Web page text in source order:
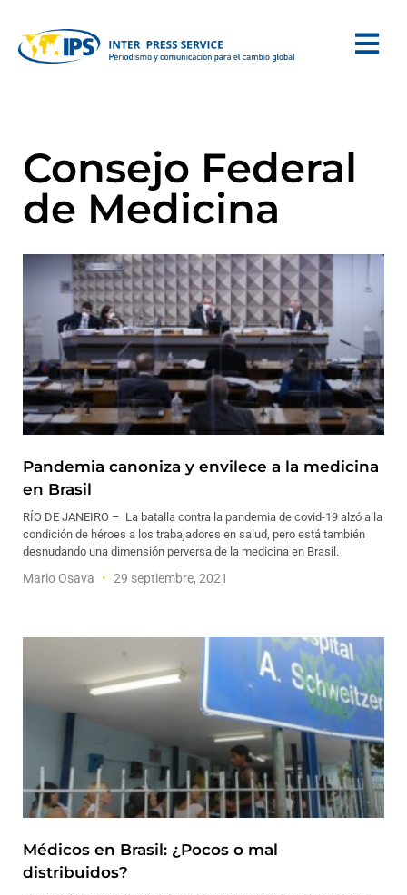
Consejo Federal
de Medicina
Pandemia canoniza y envilece a la medicina
en Brasil
RÍO DE JANEIRO – La batalla contra la pandemia de covid-19 alzó a la
condición de héroes a los trabajadores en salud, pero está también
desnudando una dimensión perversa de la medicina en Brasil.
Mario Osava 29 septiembre, 2021
Médicos en Brasil: ¿Pocos o mal
distribuidos?